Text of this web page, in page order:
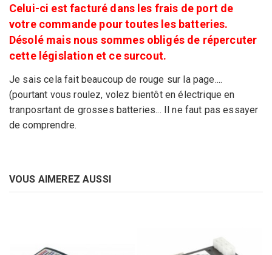
Celui-ci est facturé dans les frais de port de
votre commande pour toutes les batteries.
Désolé mais nous sommes obligés de répercuter
cette législation et ce surcout.
Je sais cela fait beaucoup de rouge sur la page....
(pourtant vous roulez, volez bientôt en électrique en
tranposrtant de grosses batteries... Il ne faut pas essayer
de comprendre.
VOUS AIMEREZ AUSSI